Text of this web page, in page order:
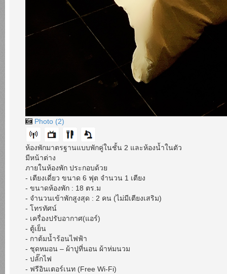
Photo (2)
ห้องพักมาตรฐานแบบพักคู่ในชั้น 2 และห้องน้ำในตัว
มีหน้าต่าง
ภายในห้องพัก ประกอบด้วย
- เตียงเดี่ยว ขนาด 6 ฟุต จำนวน 1 เตียง
- ขนาดห้องพัก : 18 ตร.ม
- จำนวนเข้าพักสูงสุด : 2 คน (ไม่มีเตียงเสริม)
- โทรทัศน์
- เครื่องปรับอากาศ(แอร์)
- ตู้เย็น
- กาต้มน้ำร้อนไฟฟ้า
- ชุดหมอน – ผ้าปูที่นอน ผ้าห่มนวม
- ปลั๊กไฟ
- ฟรีอินเตอร์เนท (Free Wi-Fi)